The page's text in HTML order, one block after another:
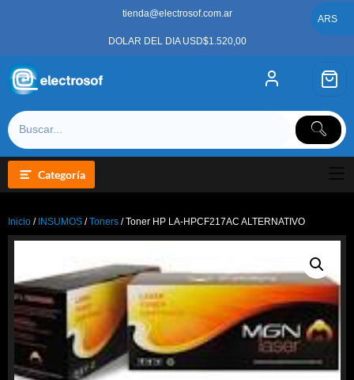
tienda@electrosof.com.ar
DOLAR DEL DIA USD$1.520,00
Categoría
Inicio / INSUMOS /Toners / Toner HP LA-HPCF217AC ALTERNATIVO
ARS